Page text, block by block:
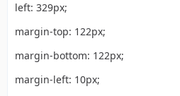
left: 329px;
margin-top: 122px;
margin-bottom: 122px;
margin-left: 10px;